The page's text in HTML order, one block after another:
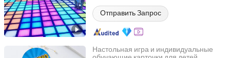
Отправить Запрос
Настольная игра и индивидуальные